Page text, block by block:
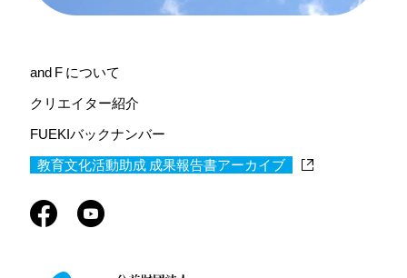
and F について
クリエイター紹介
FUEKIバックナンバー
教育文化活動助成 成果報告書アーカイブ